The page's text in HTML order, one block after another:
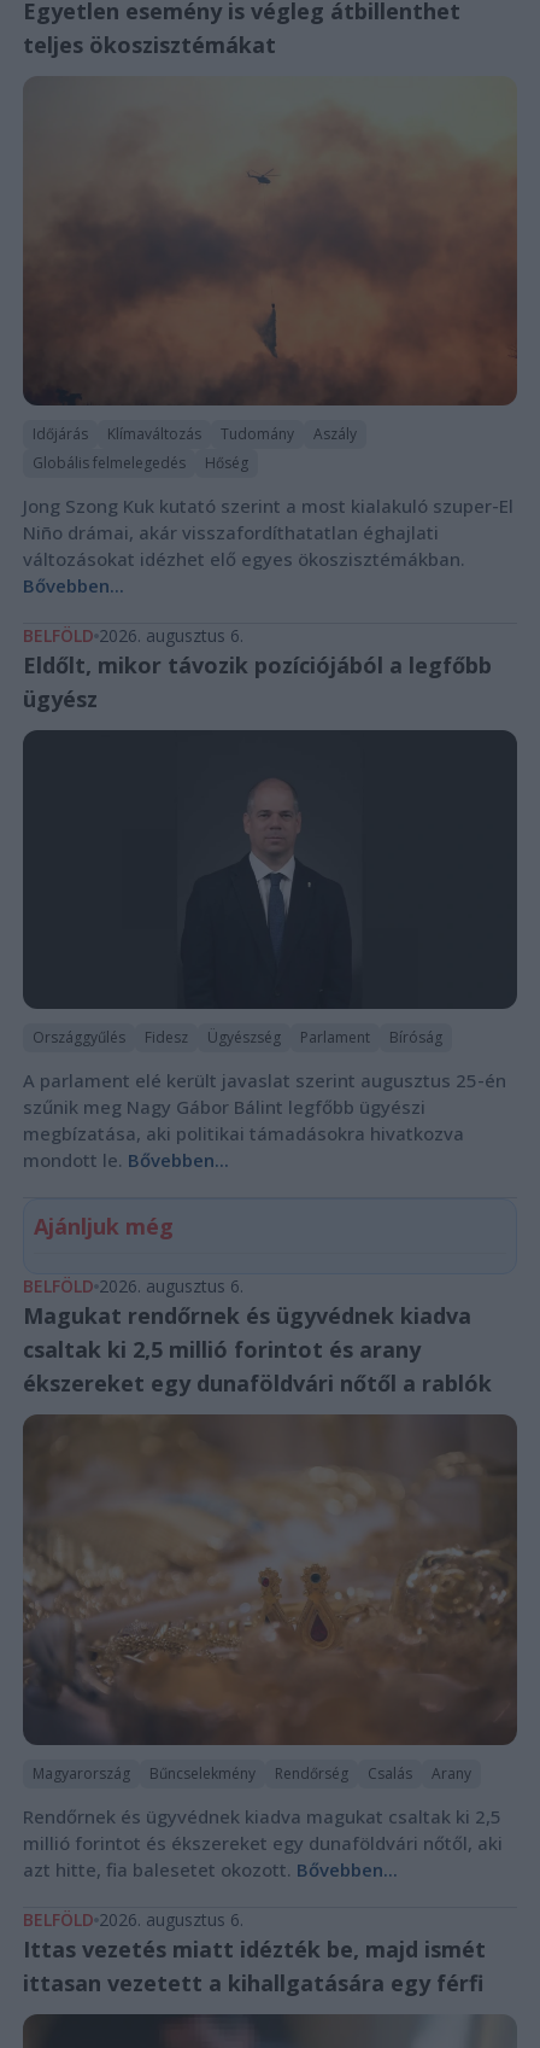
Egyetlen esemény is végleg átbillenthet
teljes ökoszisztémákat
Időjárás Klímaváltozás Tudomány
Aszály
Globális felmelegedés
Hőség
Jong Szong Kuk kutató szerint a most kialakuló szuper-El
Niño drámai, akár visszafordíthatatlan éghajlati
változásokat idézhet elő egyes ökoszisztémákban.
Bővebben...
BELFÖLD 2026. augusztus 6.
Eldőlt, mikor távozik pozíciójából a legfőbb
ügyész
Országgyűlés Fidesz Ügyészség Parlament Bíróság
A parlament elé került javaslat szerint augusztus 25-én
szűnik meg Nagy Gábor Bálint legfőbb ügyészi
megbízatása, aki politikai támadásokra hivatkozva
mondott le. Bővebben...
Ajánljuk még
BELFÖLD 2026. augusztus 6.
Magukat rendőrnek és ügyvédnek kiadva
csaltak ki 2,5 millió forintot és arany
ékszereket egy dunaföldvári nőtől a rablók
Magyarország Bűncselekmény Rendőrség Csalás Arany
Rendőrnek és ügyvédnek kiadva magukat csaltak ki 2,5
millió forintot és ékszereket egy dunaföldvári nőtől, aki
azt hitte, fia balesetet okozott. Bővebben...
BELFÖLD 2026. augusztus 6.
Ittas vezetés miatt idézték be, majd ismét
ittasan vezetett a kihallgatására egy férfi